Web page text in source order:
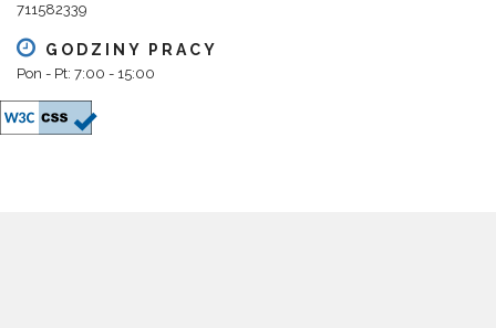
711582339
GODZINY PRACY
Pon - Pt: 7:00 - 15:00